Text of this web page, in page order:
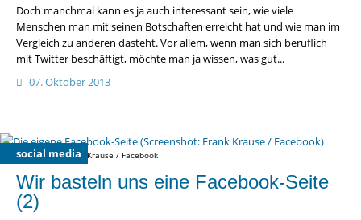
Doch manchmal kann es ja auch interessant sein, wie viele
Menschen man mit seinen Botschaften erreicht hat und wie man im
Vergleich zu anderen dasteht. Vor allem, wenn man sich beruflich
mit Twitter beschäftigt, möchte man ja wissen, was gut...
07. Oktober 2013
Screenshot: Frank Krause / Facebook
social media
Wir basteln uns eine Facebook-Seite
(2)